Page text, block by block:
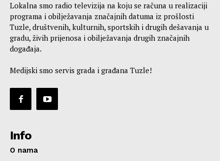
Lokalna smo radio televizija na koju se računa u realizaciji
programa i obilježavanja značajnih datuma iz prošlosti
Tuzle, društvenih, kulturnih, sportskih i drugih dešavanja u
gradu, živih prijenosa i obilježavanja drugih značajnih
događaja.
Medijski smo servis grada i građana Tuzle!
Info
O nama